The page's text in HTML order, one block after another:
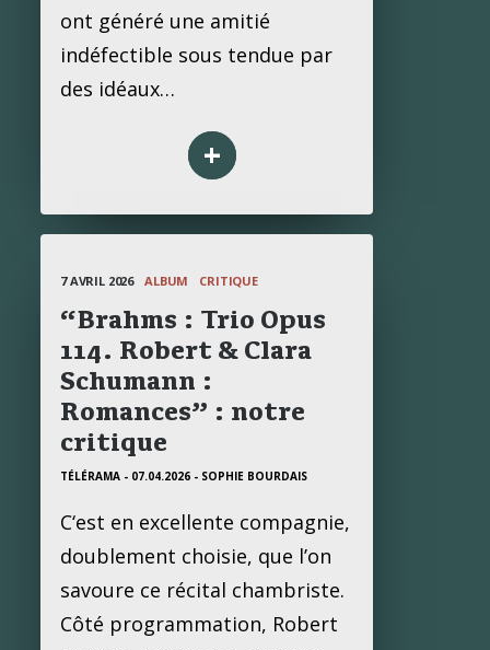
ont généré une amitié
indéfectible sous tendue par
des idéaux…
+
7 AVRIL 2026 ALBUM CRITIQUE
“Brahms : Trio Opus
114. Robert & Clara
Schumann :
Romances” : notre
critique
TÉLÉRAMA - 07.04.2026 - SOPHIE BOURDAIS
C‘est en excellente compagnie,
doublement choisie, que l’on
savoure ce récital chambriste.
Côté programmation, Robert